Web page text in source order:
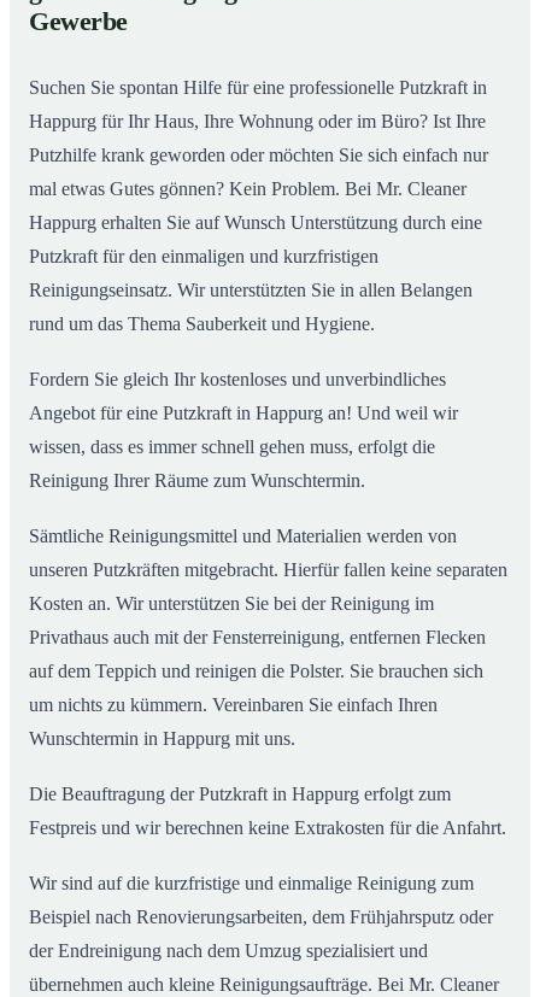
So einfach buchen Sie eine Putzkraft in Happurg
Gewerbe
Suchen Sie spontan Hilfe für eine professionelle Putzkraft in
Happurg für Ihr Haus, Ihre Wohnung oder im Büro? Ist Ihre
Putzhilfe krank geworden oder möchten Sie sich einfach nur
mal etwas Gutes gönnen? Kein Problem. Bei Mr. Cleaner
Happurg erhalten Sie auf Wunsch Unterstützung durch eine
Putzkraft für den einmaligen und kurzfristigen
Reinigungseinsatz. Wir unterstützten Sie in allen Belangen
rund um das Thema Sauberkeit und Hygiene.
Fordern Sie gleich Ihr kostenloses und unverbindliches
Angebot für eine Putzkraft in Happurg an! Und weil wir
wissen, dass es immer schnell gehen muss, erfolgt die
Reinigung Ihrer Räume zum Wunschtermin.
Sämtliche Reinigungsmittel und Materialien werden von
unseren Putzkräften mitgebracht. Hierfür fallen keine separaten
Kosten an. Wir unterstützen Sie bei der Reinigung im
Privathaus auch mit der Fensterreinigung, entfernen Flecken
auf dem Teppich und reinigen die Polster. Sie brauchen sich
um nichts zu kümmern. Vereinbaren Sie einfach Ihren
Wunschtermin in Happurg mit uns.
Die Beauftragung der Putzkraft in Happurg erfolgt zum
Festpreis und wir berechnen keine Extrakosten für die Anfahrt.
Wir sind auf die kurzfristige und einmalige Reinigung zum
Beispiel nach Renovierungsarbeiten, dem Frühjahrsputz oder
der Endreinigung nach dem Umzug spezialisiert und
übernehmen auch kleine Reinigungsaufträge. Bei Mr. Cleaner